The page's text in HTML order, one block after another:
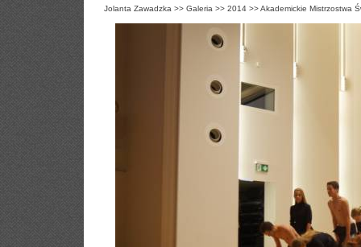
Jolanta Zawadzka >> Galeria >> 2014 >>Akademickie Mistrzostwa